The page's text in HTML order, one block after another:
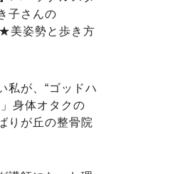
子さんの
美姿勢と歩き方
私が、“ゴッドハ
身体オタクの
りが丘の整骨院